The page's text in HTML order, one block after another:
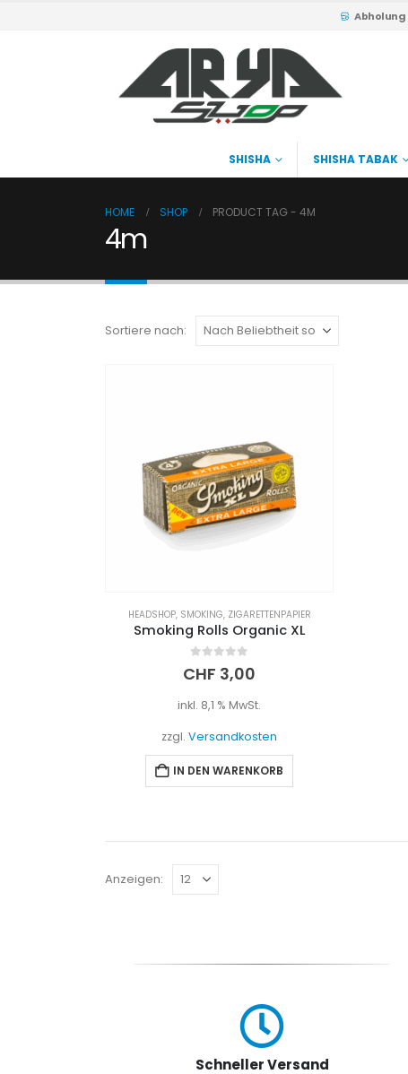
Abholung
SHISHA SHISHA TABAK
HOME SHOP PRODUCT TAG - 4M
4m
Sortiere nach:
HEADSHOP, SMOKING, ZIGARETTENPAPIER
Smoking Rolls Organic XL
out of 5
CHF 3,00
inkl. 8,1 % MwSt.
zzgl. Versandkosten
IN DEN WARENKORB
Anzeigen:
Schneller Versand